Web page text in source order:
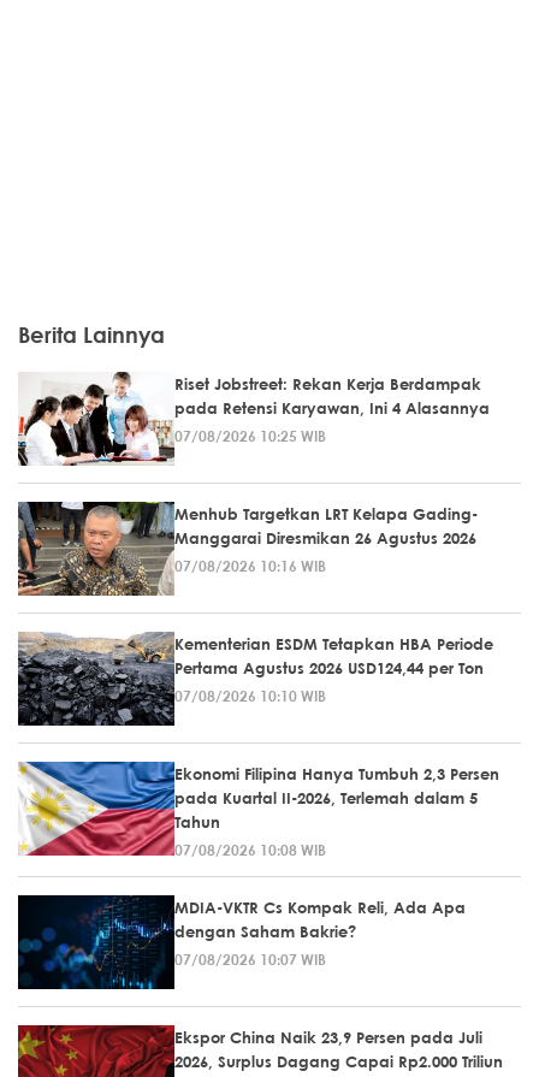
Berita Lainnya
Riset Jobstreet: Rekan Kerja Berdampak
pada Retensi Karyawan, Ini 4 Alasannya
07/08/2026 10:25 WIB
Menhub Targetkan LRT Kelapa Gading-
Manggarai Diresmikan 26 Agustus 2026
07/08/2026 10:16 WIB
Kementerian ESDM Tetapkan HBA Periode
Pertama Agustus 2026 USD124,44 per Ton
07/08/2026 10:10 WIB
Ekonomi Filipina Hanya Tumbuh 2,3 Persen
pada Kuartal II-2026, Terlemah dalam 5
Tahun
07/08/2026 10:08 WIB
MDIA-VKTR Cs Kompak Reli, Ada Apa
dengan Saham Bakrie?
07/08/2026 10:07 WIB
Ekspor China Naik 23,9 Persen pada Juli
2026, Surplus Dagang Capai Rp2.000 Triliun